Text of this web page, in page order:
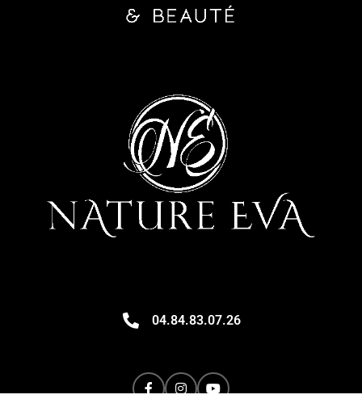
04.84.83.07.26